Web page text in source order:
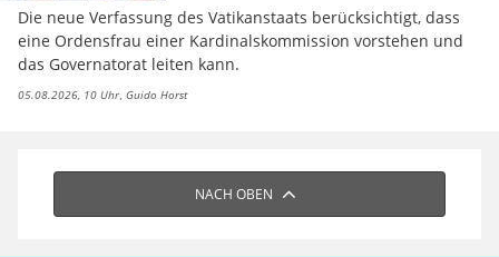
Die neue Verfassung des Vatikanstaats berücksichtigt, dass
eine Ordensfrau einer Kardinalskommission vorstehen und
das Governatorat leiten kann.
05.08.2026, 10 Uhr Guido Horst
NACH OBEN